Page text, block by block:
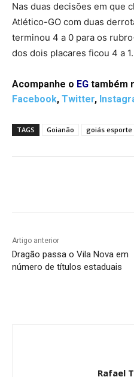
Nas duas decisões em que
Atlético-GO com duas
terminou 4 a 0 para os
dos dois placares ficou 4 a 1.
Acompanhe o EG também
Facebook, Twitter,
TAGS Goianão goiás esporte
Artigo anterior
Dragão passa o Vila Nova em
número de títulos estaduais
Rafael